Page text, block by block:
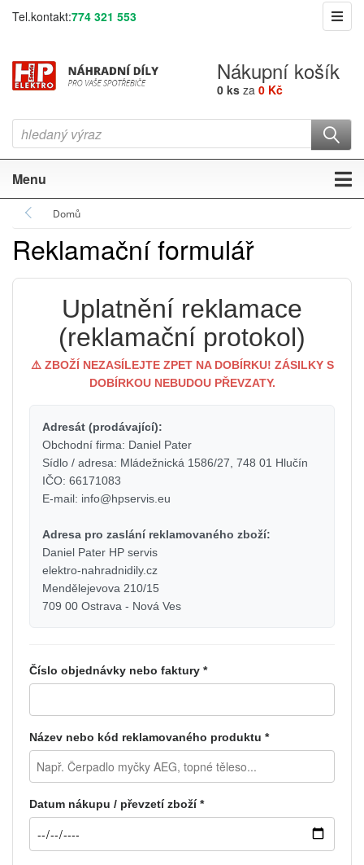
Tel.kontakt:774 321 553
Nákupní košík
0 ks za 0 Kč
Menu
Domů
Reklamační formulář
Uplatnění reklamace
(reklamační protokol)
⚠️ ZBOŽÍ NEZASÍLEJTE ZPET NA DOBÍRKU! ZÁSILKY S
DOBÍRKOU NEBUDOU PŘEVZATY.
Adresát (prodávající):
Obchodní firma: Daniel Pater
Sídlo / adresa: Mládežnická 1586/27, 748 01 Hlučín
IČO: 66171083
E-mail: info@hpservis.eu
Adresa pro zaslání reklamovaného zboží:
Daniel Pater HP servis
elektro-nahradnidily.cz
Mendělejevova 210/15
709 00 Ostrava - Nová Ves
Číslo objednávky nebo faktury *
Název nebo kód reklamovaného produktu *
Datum nákupu / převzetí zboží *